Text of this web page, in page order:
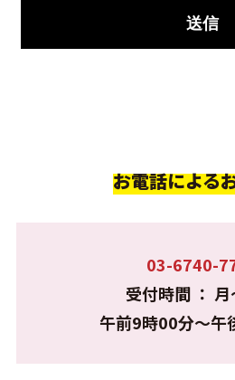
お電話による
03-6740-
受付時間 ：
午前9時00分～午